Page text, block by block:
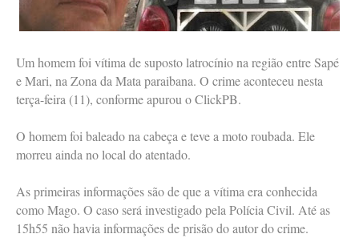
Um homem foi vítima de suposto latrocínio na região entre Sapé
e Mari, na Zona da Mata paraibana. O crime aconteceu nesta
terça-feira (11), conforme apurou o ClickPB.
O homem foi baleado na cabeça e teve a moto roubada. Ele
morreu ainda no local do atentado.
As primeiras informações são de que a vítima era conhecida
como Mago. O caso será investigado pela Polícia Civil. Até as
15h55 não havia informações de prisão do autor do crime.